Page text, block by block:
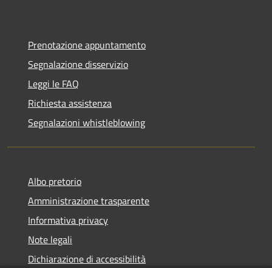
Prenotazione appuntamento
Segnalazione disservizio
Leggi le FAQ
Richiesta assistenza
Segnalazioni whistleblowing
Albo pretorio
Amministrazione trasparente
Informativa privacy
Note legali
Dichiarazione di accessibilità